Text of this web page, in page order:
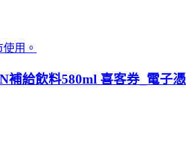
用。
補給飲料580ml 喜客券_電子